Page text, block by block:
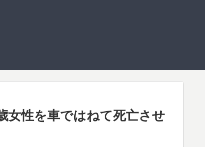
女性を車ではねて死亡させ